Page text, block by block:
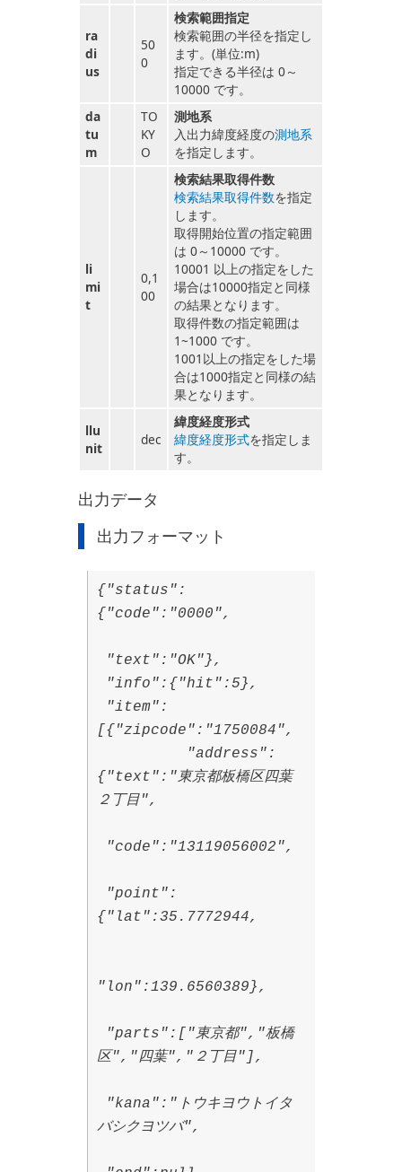
ra
di
us
50
0
検索範囲指定
検索範囲の半径を指定し
ます。(単位:m)
指定できる半径は 0～
10000 です。
da
tu
m
TO
KY
O
測地系
入出力緯度経度の測地系
を指定します。
li
mi
t
0,1
00
検索結果取得件数
検索結果取得件数を指定
します。
取得開始位置の指定範囲
は 0～10000 です。
10001 以上の指定をした
場合は10000指定と同様
の結果となります。
取得件数の指定範囲は
1~1000 です。
1001以上の指定をした場
合は1000指定と同様の結
果となります。
llu
nit
dec
緯度経度形式
緯度経度形式を指定しま
す。
出力データ
出力フォーマット
{"status":
{"code":"0000",
"text":"OK"},
"info":{"hit":5},
"item":
[{"zipcode":"1750084",
"address":
{"text":"東京都板橋区四葉
２丁目",
"code":"13119056002",
"point":
{"lat":35.7772944,
"lon":139.6560389},
"parts":["東京都","板橋
区","四葉","２丁目"],
"kana":"トウキヨウトイタ
バシクヨツバ",